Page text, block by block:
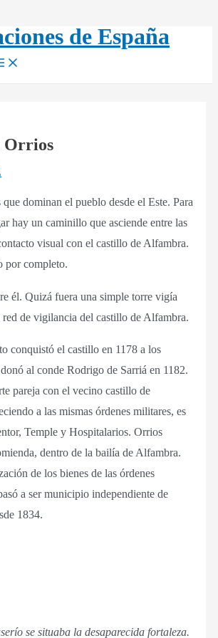
de España
Orrios
que dominan el pueblo desde el Este. Para
hay un caminillo que asciende entre las
visual con el castillo de Alfambra.
por completo.
él. Quizá fuera una simple torre vigía
red de vigilancia del castillo de Alfambra.
conquistó el castillo en 1178 a los
al conde Rodrigo de Sarriá en 1182.
pareja con el vecino castillo de
a las mismas órdenes militares, es
Temple y Hospitalarios. Orrios
dentro de la bailía de Alfambra.
de los bienes de las órdenes
a ser municipio independiente de
1834.
se situaba la desaparecida fortaleza.